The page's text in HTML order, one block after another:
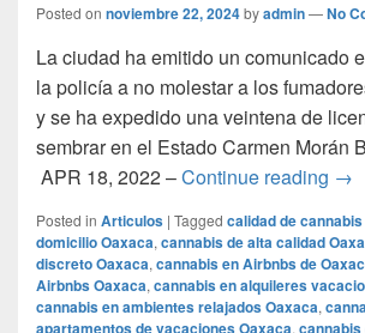
Posted on noviembre 22, 2024byadmin—No
La ciudad ha emitido un comunicado
la policía a no molestar a los
y se ha expedido una veintena de
sembrar en el Estado Carmen Morán
APR 18, 2022 –Continue reading El
→
Posted in Articulos | Tagged calidad de
domicilio Oaxaca, cannabis de alta calidad
discreto Oaxaca, cannabis en Airbnbs de
Airbnbs Oaxaca, cannabis en alquileres
cannabis en ambientes relajados Oaxaca,
apartamentos de vacaciones Oaxaca,